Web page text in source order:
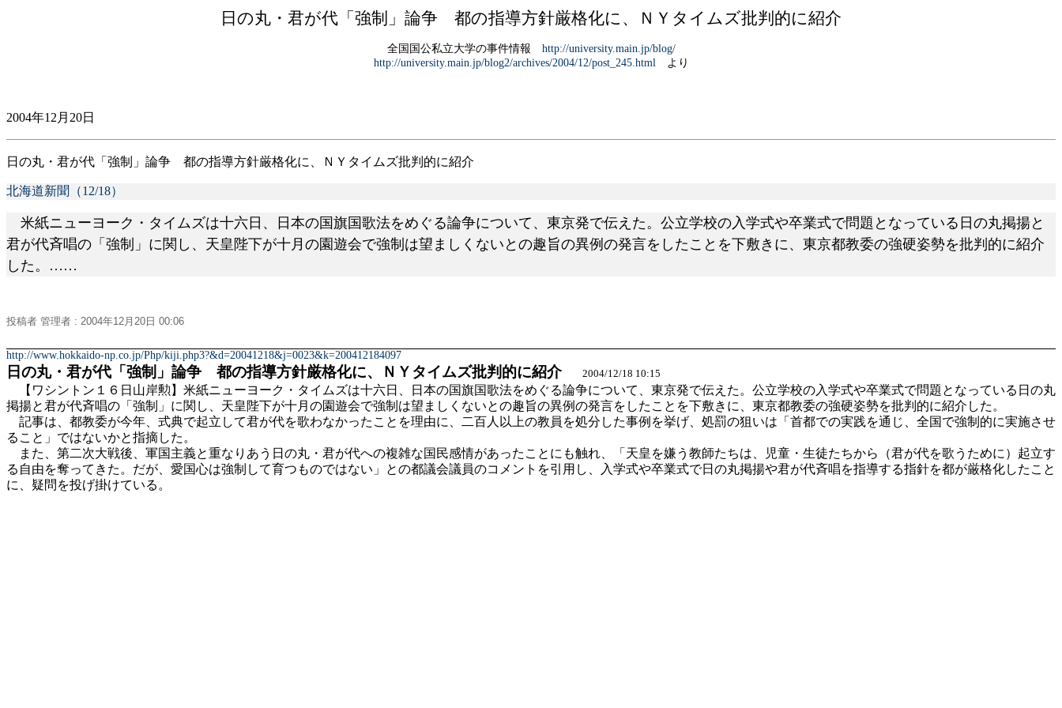
日の丸・君が代「強制」論争 都の指導方針厳格化に、ＮＹタイムズ批判的に紹介
全国国公私立大学の事件情報 http://university.main.jp/blog/
http://university.main.jp/blog2/archives/2004/12/post_245.htmlより
2004年12月20日
日の丸・君が代「強制」論争 都の指導方針厳格化に、ＮＹタイムズ批判的に紹介
北海道新聞（12/18）
米紙ニューヨーク・タイムズは十六日、日本の国旗国歌法をめぐる論争について、東京発で伝えた。公立学校の入学式や卒業式で問題となっている日の丸掲揚と
君が代斉唱の「強制」に関し、天皇陛下が十月の園遊会で強制は望ましくないとの趣旨の異例の発言をしたことを下敷きに、東京都教委の強硬姿勢を批判的に紹介
した。……
投稿者 管理者 : 2004年12 月 20日 00:06
http://www.hokkaido-np.co.jp/Php/kiji.php3?&d=20041218&j=0023&k=200412184097
日の丸・君が代「強制」論争 都の指導方針厳格化に、ＮＹタイムズ批判的に紹介 2004/12/18 10:15
【ワシントン１６日山岸勲】米紙ニューヨーク・タイムズは十六日、日本の国旗国歌法をめぐる論争について、東京発で伝えた。公立学校の入学式や卒業式で問題となっている日の丸
掲揚と君が代斉唱の「強制」に関し、天皇陛下が十月の園遊会で強制は望ましくないとの趣旨の異例の発言をしたことを下敷きに、東京都教委の強硬姿勢を批判的に紹介した。
記事は、都教委が今年、式典で起立して君が代を歌わなかったことを理由に、二百人以上の教員を処分した事例を挙げ、処罰の狙いは「首都での実践を通じ、全国で強制的に実施させ
ること」ではないかと指摘した。
また、第二次大戦後、軍国主義と重なりあう日の丸・君が代への複雑な国民感情があったことにも触れ、「天皇を嫌う教師たちは、児童・生徒たちから（君が代を歌うために）起立す
る自由を奪ってきた。だが、愛国心は強制して育つものではない」との都議会議員のコメントを引用し、入学式や卒業式で日の丸掲揚や君が代斉唱を指導する指針を都が厳格化したこと
に、疑問を投げ掛けている。